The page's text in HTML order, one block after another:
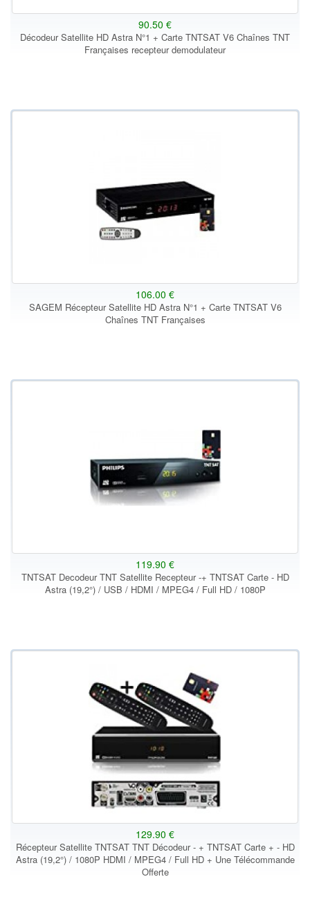
90.50 €
Décodeur Satellite HD Astra N°1 + Carte TNTSAT V6 Chaînes TNT
Françaises recepteur demodulateur
106.00 €
SAGEM Récepteur Satellite HD Astra N°1 + Carte TNTSAT V6
Chaînes TNT Françaises
119.90 €
TNTSAT Decodeur TNT Satellite Recepteur -+ TNTSAT Carte - HD
Astra (19,2°) / USB / HDMI / MPEG4 / Full HD / 1080P
129.90 €
Récepteur Satellite TNTSAT TNT Décodeur - + TNTSAT Carte + - HD
Astra (19,2°) / 1080P HDMI / MPEG4 / Full HD + Une Télécommande
Offerte